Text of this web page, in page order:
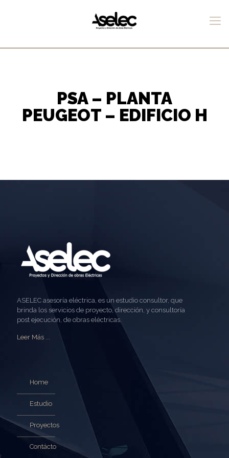
PSA – PLANTA
PEUGEOT – EDIFICIO H
ASELEC asesoría eléctrica, es un estudio consultor, que
brinda los servicios de proyecto, dirección, y consultoría
post ejecución, de obras eléctricas.
Leer Más ...
Home
Estudio
Proyectos
Contácto